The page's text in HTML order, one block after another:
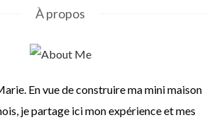
À propos
En vue de construire ma mini maison
je partage ici mon expérience et mes